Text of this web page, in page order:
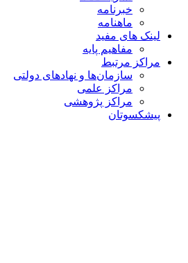
خبرنامه
ماهنامه
لینک های مفید
مفاهیم پایه
مراکز مرتبط
سازمان‌ها و نهادهای دولتی
مراکز علمی
مراکز پژوهشی
پیشکسوتان